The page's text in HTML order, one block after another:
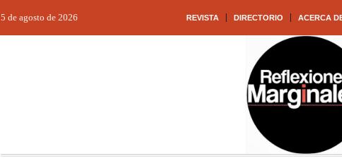
REVISTA DIRECTORIO ACERCA
5 de agosto de 2026